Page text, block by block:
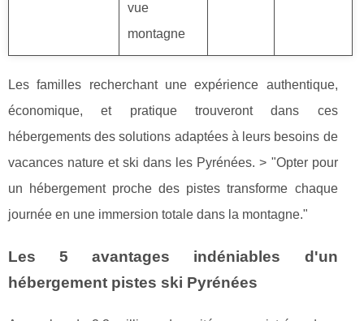
vue
montagne
Les familles recherchant une expérience authentique,
économique, et pratique trouveront dans ces
hébergements des solutions adaptées à leurs besoins de
vacances nature et ski dans les Pyrénées. > "Opter pour
un hébergement proche des pistes transforme chaque
journée en une immersion totale dans la montagne."
Les 5 avantages indéniables d'un
hébergement pistes ski Pyrénées